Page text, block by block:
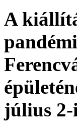
A
július 2-